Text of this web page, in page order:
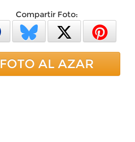
Compartir Foto:
FOTO AL AZAR